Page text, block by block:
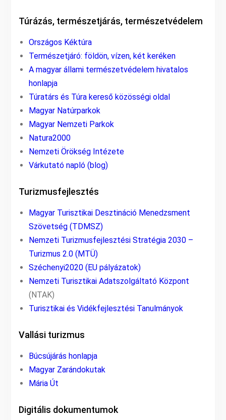
Túrázás, természetjárás, természetvédelem
Országos Kéktúra
Természetjáró: földön, vízen, két keréken
A magyar állami természetvédelem hivatalos
honlapja
Túratárs és Túra kereső közösségi oldal
Magyar Natúrparkok
Magyar Nemzeti Parkok
Natura2000
Nemzeti Örökség Intézete
Várkutató napló (blog)
Turizmusfejlesztés
Magyar Turisztikai Desztináció Menedzsment
Szövetség (TDMSZ)
Nemzeti Turizmusfejlesztési Stratégia 2030 –
Turizmus 2.0 (MTÜ)
Széchenyi2020 (EU pályázatok)
Nemzeti Turisztikai Adatszolgáltató Központ
(NTAK)
Turisztikai és Vidékfejlesztési Tanulmányok
Vallási turizmus
Búcsújárás honlapja
Magyar Zarándokutak
Mária Út
Digitális dokumentumok